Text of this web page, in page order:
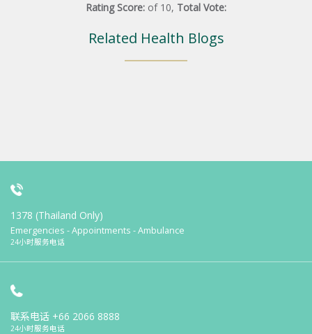
Rating Score: of 10, Total Vote:
Related Health Blogs
1378 (Thailand Only)
Emergencies - Appointments - Ambulance
24小时服务电话
联系电话 +66 2066 8888
24小时服务电话